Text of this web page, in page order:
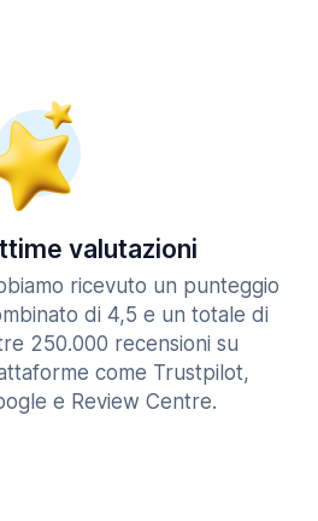
valutazioni
ricevuto un punteggio
di 4,5 e un totale di
250.000 recensioni su
come Trustpilot,
e Review Centre.